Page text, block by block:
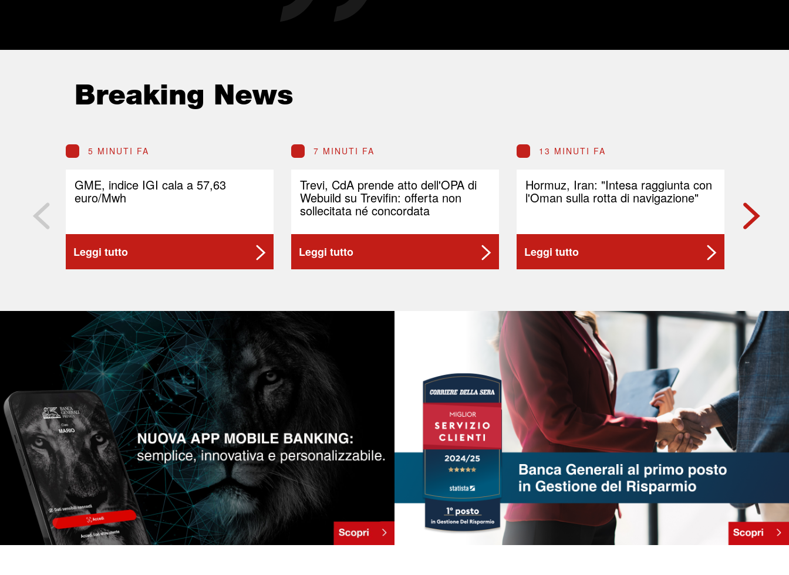
Breaking News
5 MINUTI FA
GME, indice IGI cala a 57,63
euro/Mwh
Leggi tutto
7 MINUTI FA
Trevi, CdA prende atto dell'OPA di
Webuild su Trevifin: offerta non
sollecitata né concordata
Leggi tutto
13 MINUTI FA
Hormuz, Iran: "Intesa raggiunta con
l'Oman sulla rotta di navigazione"
Leggi tutto